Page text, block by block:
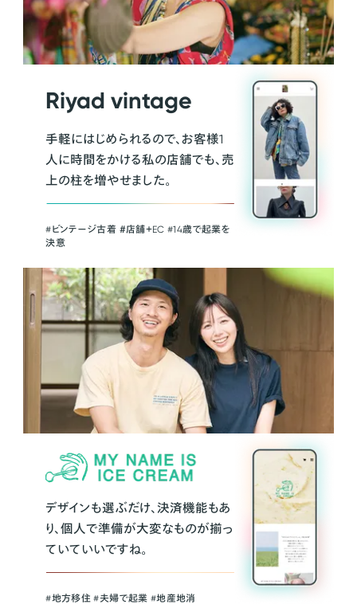
Riyad vintage
手軽にはじめられるので、お客様1
人に時間をかける私の店舗でも、売
上の柱を増やせました。
#ビンテージ古着 ＃店舗＋EC #14歳で起業を
決意
デザインも選ぶだけ、決済機能もあ
り、個人で準備が大変なものが揃っ
ていていいですね。
#地方移住 #夫婦で起業 #地産地消